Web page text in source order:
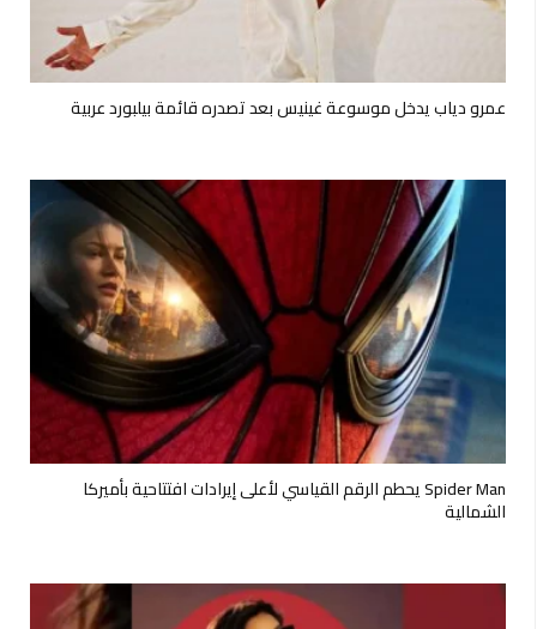
عمرو دياب يدخل موسوعة غينيس بعد تصدره قائمة بيلبورد عربية
Spider Man يحطم الرقم القياسي لأعلى إيرادات افتتاحية بأميركا
الشمالية